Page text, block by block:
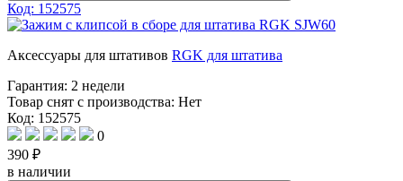
Код: 152575
Аксессуары для штативов RGK для штатива
Гарантия: 2 недели
Товар снят с производства: Нет
Код: 152575
0
390 ₽
в наличии